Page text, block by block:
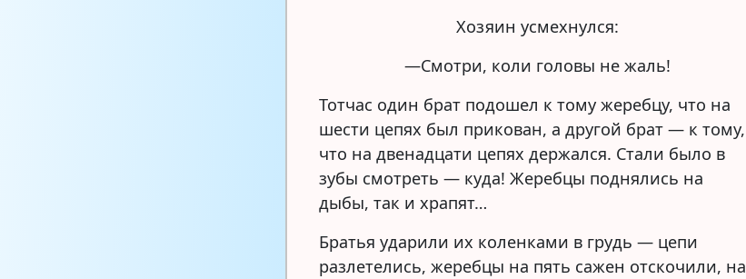
Хозяин усмехнулся:
—Смотри, коли головы не жаль!
Тотчас один брат подошел к тому жеребцу, что на
шести цепях был прикован, а другой брат — к тому,
что на двенадцати цепях держался. Стали было в
зубы смотреть — куда! Жеребцы поднялись на
дыбы, так и храпят…
Братья ударили их коленками в грудь — цепи
разлетелись, жеребцы на пять сажен отскочили, на